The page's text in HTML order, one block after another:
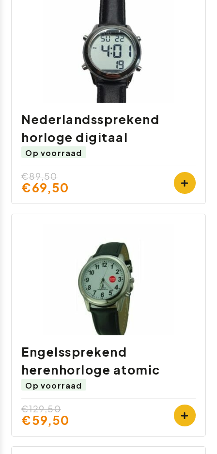
Nederlandssprekend
horloge digitaal
Op voorraad
€89,50
€69,50
Engelssprekend
herenhorloge atomic
Op voorraad
€129,50
€59,50